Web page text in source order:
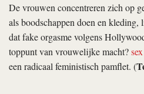
De vrouwen concentreren zich op
als boodschappen doen en
dat fake orgasme volgens
toppunt van vrouwelijke macht?
een radicaal feministisch pamflet. (